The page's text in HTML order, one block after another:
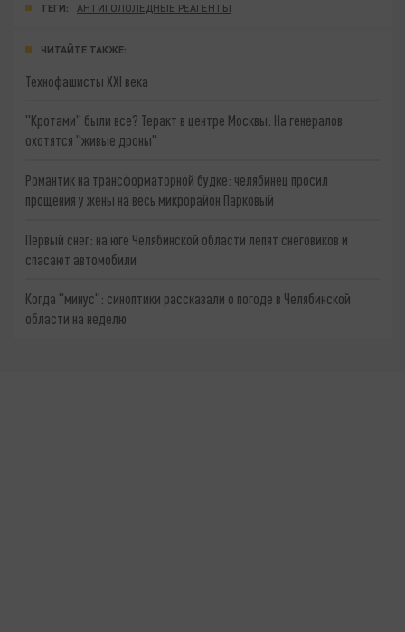
ТЕГИ: АНТИГОЛОЛЕДНЫЕ РЕАГЕНТЫ
ЧИТАЙТЕ ТАКЖЕ:
Технофашисты XXI века
"Кротами" были все? Теракт в центре Москвы: На генералов
охотятся "живые дроны"
Романтик на трансформаторной будке: челябинец просил
прощения у жены на весь микрорайон Парковый
Первый снег: на юге Челябинской области лепят снеговиков и
спасают автомобили
Когда "минус": синоптики рассказали о погоде в Челябинской
области на неделю